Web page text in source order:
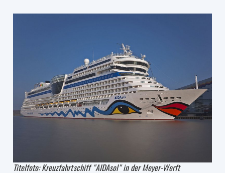
Titelfoto: Kreuzfahrtschiff "AIDAsol" in der Meyer-Werft